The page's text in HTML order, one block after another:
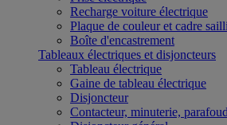
Recharge voiture électrique
Plaque de couleur et cadre
Boîte d'encastrement
Tableaux électriques et disjoncteurs
Tableau électrique
Gaine de tableau électrique
Disjoncteur
Contacteur, minuterie,